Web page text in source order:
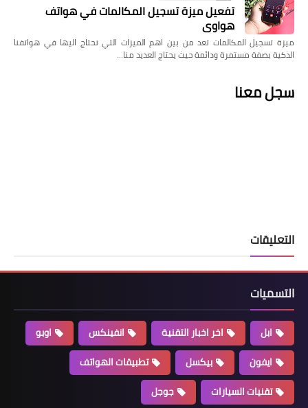
تفعيل ميزة تسجيل المكالمات في هواتف
هواوي
ميزة تسجيل المكالمات تعد من بين اهم الميزات التي نحتاج اليها في هواتفنا
الذكية بصفة مستمرة ودائمة حيث يحتاج العديد منا…
سجل معنا
التعليقات
التسميات
ابل اخر اخبار التقنية انفينكس
اوبو
ايفون
بيكسل
تطبيقات الهواتف
تقنيات السيارات
جوجل